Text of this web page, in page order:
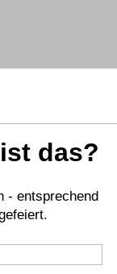
das?
- entsprechend